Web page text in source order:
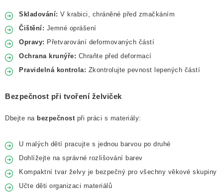
Skladování: V krabici, chráněné před zmačkáním
Čištění: Jemné oprášení
Opravy: Přetvarování deformovaných částí
Ochrana krunýře: Chraňte před deformací
Pravidelná kontrola: Zkontrolujte pevnost lepených částí
Bezpečnost při tvoření želviček
Dbejte na bezpečnostpři práci s materiály:
U malých dětí pracujte s jednou barvou po druhé
Dohlížejte na správné rozlišování barev
Kompaktní tvar želvy je bezpečný pro všechny věkové skupiny
Učte děti organizaci materiálů